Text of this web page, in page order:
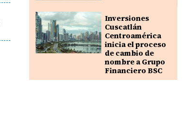
Inversiones
Cuscatlán
Centroamérica
inicia el proceso
de cambio de
nombre a Grupo
Financiero BSC